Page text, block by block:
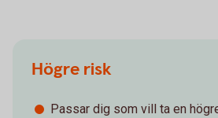
Högre risk
Passar dig som vill ta en